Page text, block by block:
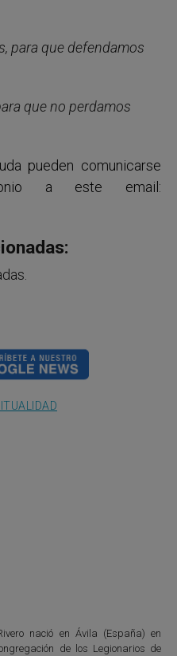
para que defendamos
que no perdamos
pueden comunicarse
a este email:
nació en Ávila (España) en
de los Legionarios de